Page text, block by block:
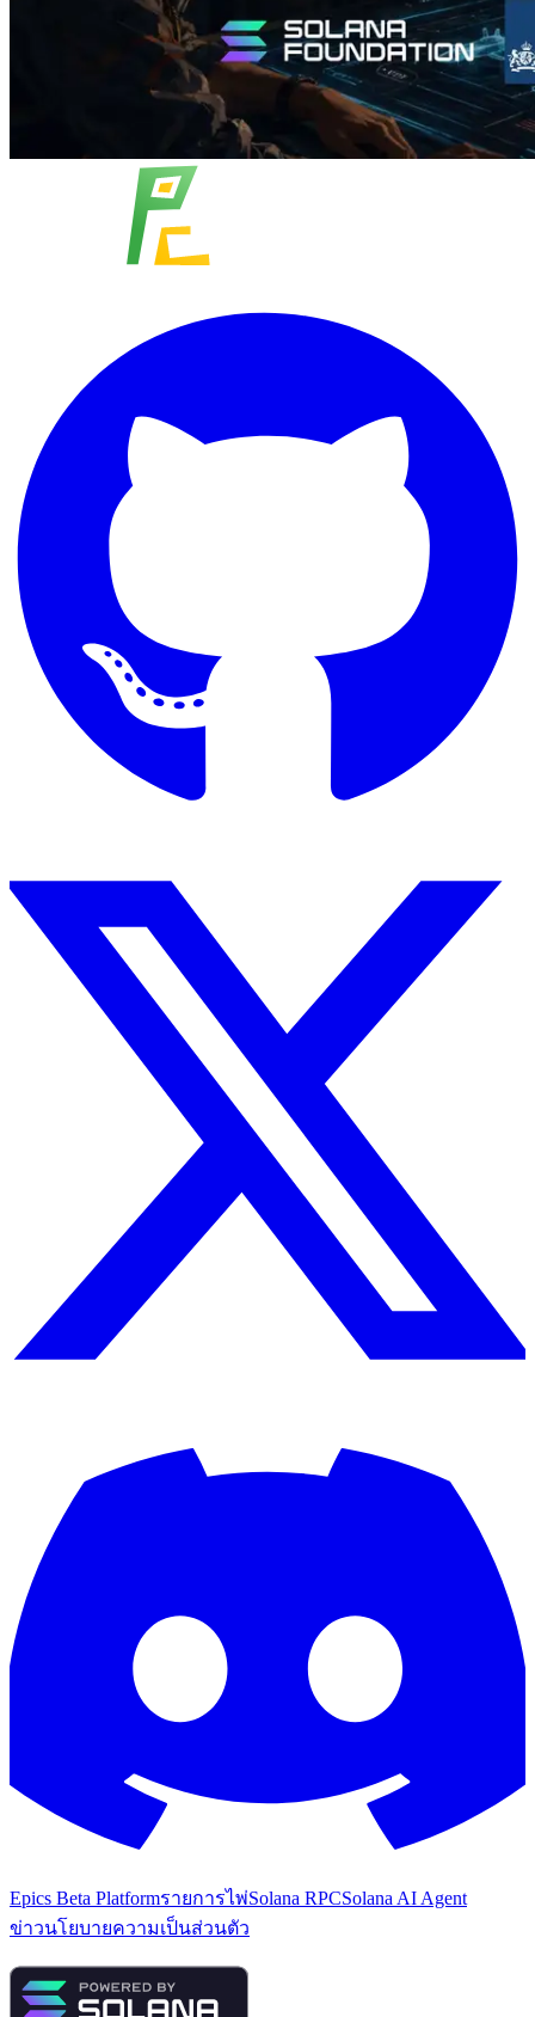
Epics Beta Platformรายการไพ่Solana RPCSolana AI Agent
ข่าวนโยบายความเป็นส่วนตัว